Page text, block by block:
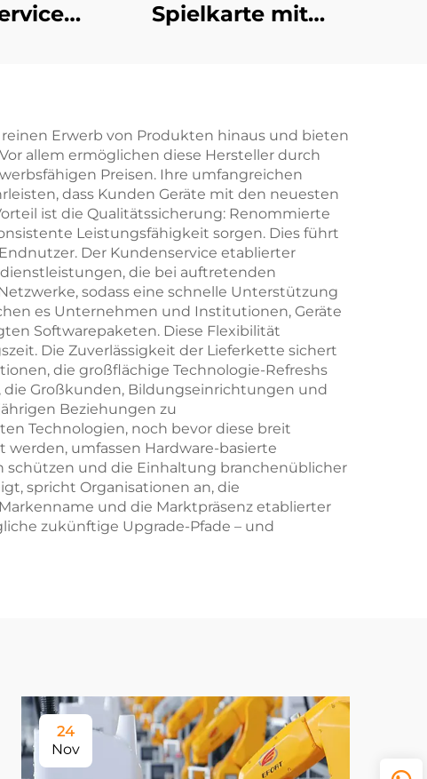
mit
Spielkarte mit
PVC-Kunststoff,
benutzerdefinierte
Pokerspielkarte
Erwerb von Produkten hinaus und bieten
allem ermöglichen diese Hersteller durch
Preisen. Ihre umfangreichen
dass Kunden Geräte mit den neuesten
ist die Qualitätssicherung: Renommierte
Leistungsfähigkeit sorgen. Dies führt
Der Kundenservice etablierter
die bei auftretenden
sodass eine schnelle Unterstützung
es Unternehmen und Institutionen, Geräte
Softwarepaketen. Diese Flexibilität
Die Zuverlässigkeit der Lieferkette sichert
die großflächige Technologie-Refreshs
Großkunden, Bildungseinrichtungen und
Beziehungen zu
Technologien, noch bevor diese breit
umfassen Hardware-basierte
schützen und die Einhaltung branchenüblicher
spricht Organisationen an, die
und die Marktpräsenz etablierter
zukünftige Upgrade-Pfade – und
24
Nov